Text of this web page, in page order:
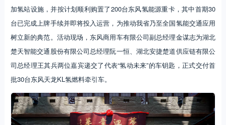
加氢站设施，并按计划顺利购置了200台东风氢能源重卡，其中首期30
台已完成上牌手续并即将投入运营，为推动我省乃至全国氢能交通应用
树立新的典范。活动现场，东风商用车有限公司副总经理金谋志为湖北
楚天智能交通股份有限公司总经理阮一恒、湖北安捷楚道供应链有限公
司总经理王其兵两位嘉宾递交了代表“氢动未来”的车钥匙，正式交付首
批30台东风天龙KL氢燃料牵引车。